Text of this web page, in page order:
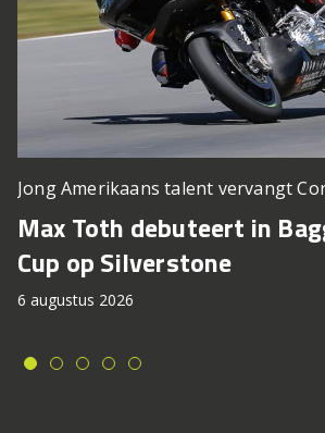
Jong Amerikaans talent vervangt
Max Toth debuteert in
Cup op Silverstone
6 augustus 2026